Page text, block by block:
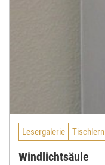
Lesergalerie Tischlern
Windlichtsäule